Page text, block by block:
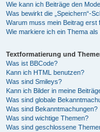
Wie kann ich Beiträge den
Was bewirkt die „Speichern“-
Warum muss mein Beitrag erst
Wie markiere ich ein Thema als
Textformatierung und
Was ist BBCode?
Kann ich HTML benutzen?
Was sind Smileys?
Kann ich Bilder in meine
Was sind globale
Was sind Bekanntmachungen?
Was sind wichtige Themen?
Was sind geschlossene